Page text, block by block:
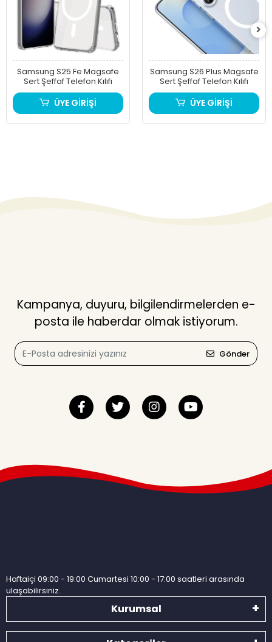
Samsung S25 Fe Magsafe
Sert Şeffaf Telefon Kılıfı
ÜYE GİRİŞİ
Samsung S26 Plus Magsafe
Sert Şeffaf Telefon Kılıfı
ÜYE GİRİŞİ
Kampanya, duyuru, bilgilendirmelerden e-
posta ile haberdar olmak istiyorum.
Gönder
Haftaiçi 09:00 - 19:00 Cumartesi 10:00 - 17:00 saatleri arasında
ulaşabilirsiniz.
Kurumsal